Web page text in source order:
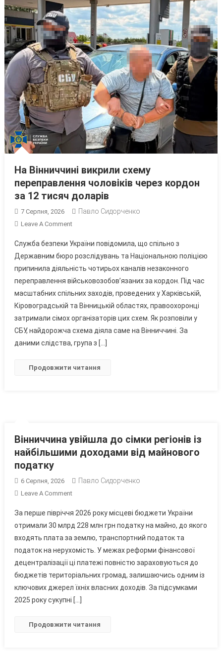
На Вінниччині викрили схему
переправлення чоловіків через кордон
за 12 тисяч доларів
7 Серпня, 2026 Павло Сидорченко
Leave A CommentOn
Вінниччині
Викрили
Схему
Переправлення
Чоловіків
Через
Кордон
Тисяч
Служба безпеки України повідомила, що спільно з
Державним бюро розслідувань та Національною поліцією
припинила діяльність чотирьох каналів незаконного
переправлення військовозобов’язаних за кордон. Під час
масштабних спільних заходів, проведених у Харківській,
Кіровоградській та Вінницькій областях, правоохоронці
затримали сімох організаторів цих схем. Як розповіли у
СБУ, найдорожча схема діяла саме на Вінниччині. За
даними слідства, група з […]
Продовжити читання
Вінниччина увійшла до сімки регіонів із
найбільшими доходами від майнового
податку
6 Серпня, 2026 Павло Сидорченко
Leave A CommentOn
Увійшла
До
Сімки
Регіонів
Із
Найбільшими
Доходами
Від
За перше півріччя 2026 року місцеві бюджети України
отримали 30 млрд 228 млн грн податку на майно, до якого
входять плата за землю, транспортний податок та
податок на нерухомість. У межах реформи фінансової
децентралізації ці платежі повністю зараховуються до
бюджетів територіальних громад, залишаючись одним із
ключових джерел їхніх власних доходів. За підсумками
2025 року сукупні […]
Продовжити читання